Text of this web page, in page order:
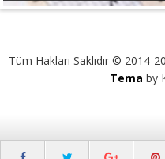
Tüm Hakları Saklıdır © 2014-
Tema by